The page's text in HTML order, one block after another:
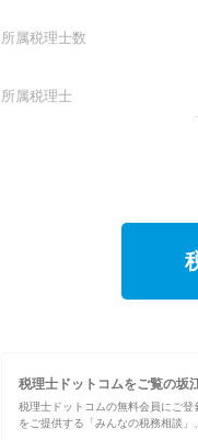
所属税理士数
所属税理士
税理士ドットコムをご覧の坂
税理士ドットコムの無料会員にご
をご提供する「みんなの税務相談」